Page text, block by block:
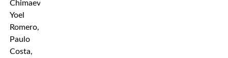
Chimaev,
Yoel
Romero,
Paulo
Costa,